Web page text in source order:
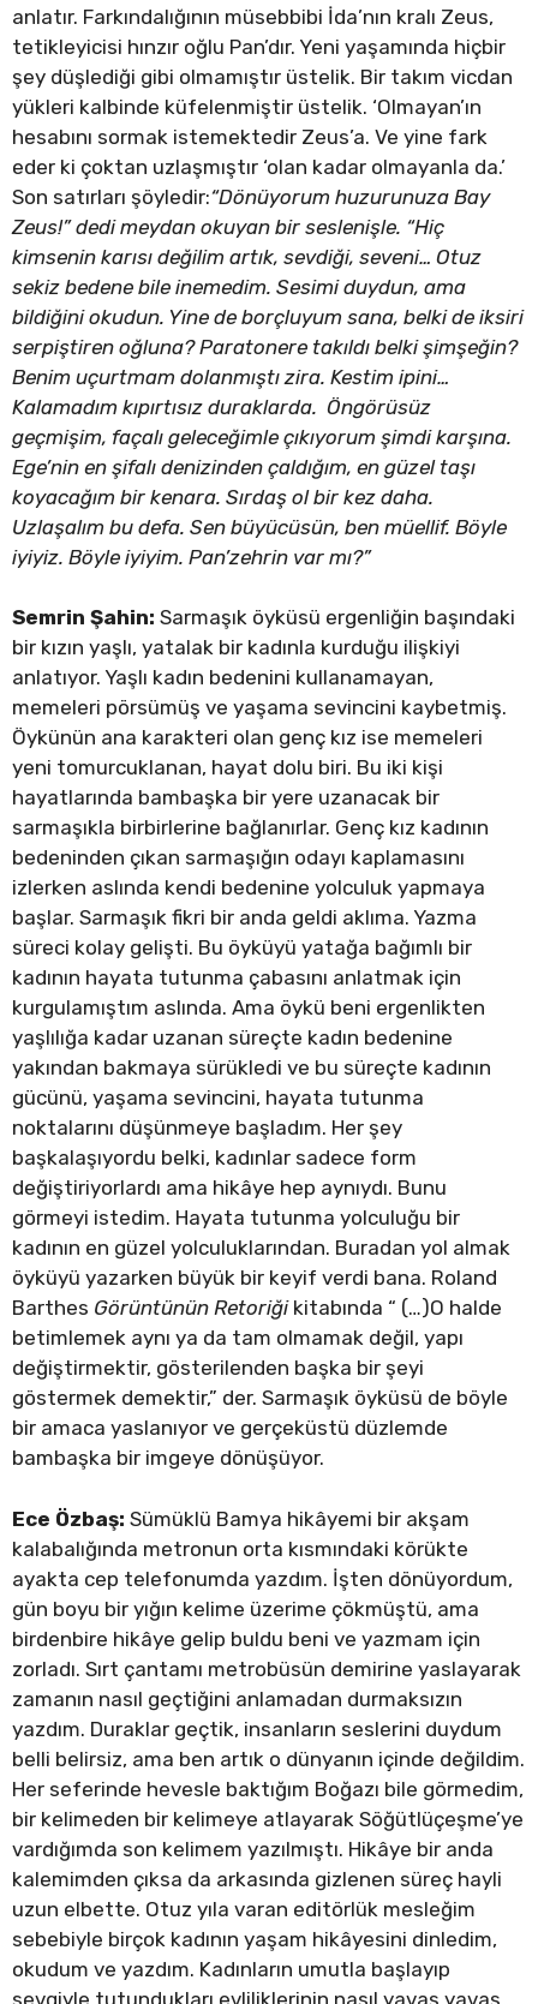
anlatır. Farkındalığının müsebbibi İda’nın kralı Zeus,
tetikleyicisi hınzır oğlu Pan’dır. Yeni yaşamında hiçbir
şey düşlediği gibi olmamıştır üstelik. Bir takım vicdan
yükleri kalbinde küfelenmiştir üstelik. ‘Olmayan’ın
hesabını sormak istemektedir Zeus’a. Ve yine fark
eder ki çoktan uzlaşmıştır ‘olan kadar olmayanla da.’
Son satırları şöyledir:“Dönüyorum huzurunuza Bay
Zeus!” dedi meydan okuyan bir seslenişle. “Hiç
kimsenin karısı değilim artık, sevdiği, seveni… Otuz
sekiz bedene bile inemedim. Sesimi duydun, ama
bildiğini okudun. Yine de borçluyum sana, belki de iksiri
serpiştiren oğluna? Paratonere takıldı belki şimşeğin?
Benim uçurtmam dolanmıştı zira. Kestim ipini…
Kalamadım kıpırtısız duraklarda. Öngörüsüz
geçmişim, façalı geleceğimle çıkıyorum şimdi karşına.
Ege’nin en şifalı denizinden çaldığım, en güzel taşı
koyacağım bir kenara. Sırdaş ol bir kez daha.
Uzlaşalım bu defa. Sen büyücüsün, ben müellif. Böyle
iyiyiz. Böyle iyiyim. Pan’zehrin var mı?”
Semrin Şahin: Sarmaşık öyküsü ergenliğin başındaki
bir kızın yaşlı, yatalak bir kadınla kurduğu ilişkiyi
anlatıyor. Yaşlı kadın bedenini kullanamayan,
memeleri pörsümüş ve yaşama sevincini kaybetmiş.
Öykünün ana karakteri olan genç kız ise memeleri
yeni tomurcuklanan, hayat dolu biri. Bu iki kişi
hayatlarında bambaşka bir yere uzanacak bir
sarmaşıkla birbirlerine bağlanırlar. Genç kız kadının
bedeninden çıkan sarmaşığın odayı kaplamasını
izlerken aslında kendi bedenine yolculuk yapmaya
başlar. Sarmaşık fikri bir anda geldi aklıma. Yazma
süreci kolay gelişti. Bu öyküyü yatağa bağımlı bir
kadının hayata tutunma çabasını anlatmak için
kurgulamıştım aslında. Ama öykü beni ergenlikten
yaşlılığa kadar uzanan süreçte kadın bedenine
yakından bakmaya sürükledi ve bu süreçte kadının
gücünü, yaşama sevincini, hayata tutunma
noktalarını düşünmeye başladım. Her şey
başkalaşıyordu belki, kadınlar sadece form
değiştiriyorlardı ama hikâye hep aynıydı. Bunu
görmeyi istedim. Hayata tutunma yolculuğu bir
kadının en güzel yolculuklarından. Buradan yol almak
öyküyü yazarken büyük bir keyif verdi bana. Roland
Barthes Görüntünün Retoriğikitabında “ (…)O halde
betimlemek aynı ya da tam olmamak değil, yapı
değiştirmektir, gösterilenden başka bir şeyi
göstermek demektir,” der. Sarmaşık öyküsü de böyle
bir amaca yaslanıyor ve gerçeküstü düzlemde
bambaşka bir imgeye dönüşüyor.
Ece Özbaş: Sümüklü Bamya hikâyemi bir akşam
kalabalığında metronun orta kısmındaki körükte
ayakta cep telefonumda yazdım. İşten dönüyordum,
gün boyu bir yığın kelime üzerime çökmüştü, ama
birdenbire hikâye gelip buldu beni ve yazmam için
zorladı. Sırt çantamı metrobüsün demirine yaslayarak
zamanın nasıl geçtiğini anlamadan durmaksızın
yazdım. Duraklar geçtik, insanların seslerini duydum
belli belirsiz, ama ben artık o dünyanın içinde değildim.
Her seferinde hevesle baktığım Boğazı bile görmedim,
bir kelimeden bir kelimeye atlayarak Söğütlüçeşme’ye
vardığımda son kelimem yazılmıştı. Hikâye bir anda
kalemimden çıksa da arkasında gizlenen süreç hayli
uzun elbette. Otuz yıla varan editörlük mesleğim
sebebiyle birçok kadının yaşam hikâyesini dinledim,
okudum ve yazdım. Kadınların umutla başlayıp
sevgiyle tutundukları evliliklerinin nasıl yavaş yavaş